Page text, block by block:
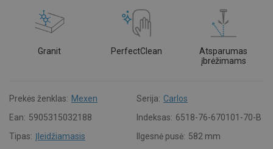
Granit PerfectClean
Atsparumas
įbrėžimams
Prekės ženklas: Mexen Serija: Carlos
Ean: 5905315032188 Indeksas: 6518-76-670101-70-B
Tipas: Įleidžiamasis Ilgesnė pusė: 582 mm